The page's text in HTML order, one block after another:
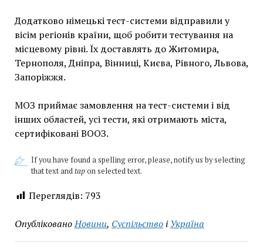
Додатково німецькі тест-системи відправили у
вісім регіонів країни, щоб робити тестування на
місцевому рівні. Їх доставлять до Житомира,
Тернополя, Дніпра, Вінниці, Києва, Рівного, Львова,
Запоріжжя.
МОЗ приймає замовлення на тест-системи і від
інших областей, усі тести, які отримають міста,
сертифіковані ВООЗ.
If you have found a spelling error, please, notify us by selecting
that text andtapon selected text.
Переглядів: 793
ОпублікованоНовини, СуспільствоіУкраїна